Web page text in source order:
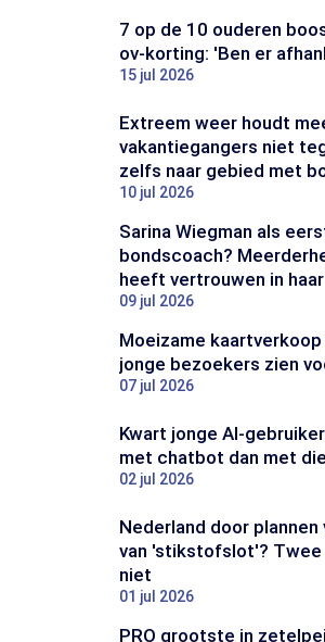
7 op de 10 ouderen
ov-korting: 'Ben er
15 jul 2026
Extreem weer houdt
vakantiegangers niet
zelfs naar gebied met
10 jul 2026
Sarina Wiegman als
bondscoach?
heeft vertrouwen in haar
09 jul 2026
Moeizame
jonge bezoekers zien
07 jul 2026
Kwart jonge AI-
met chatbot dan met
02 jul 2026
Nederland door
van 'stikstofslot'? Twee
niet
01 jul 2026
PRO grootste in